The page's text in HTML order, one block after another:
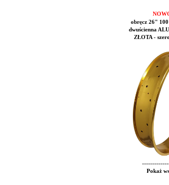
obręcz 26"
dwuścienna
ZŁOTA -
Pokaż